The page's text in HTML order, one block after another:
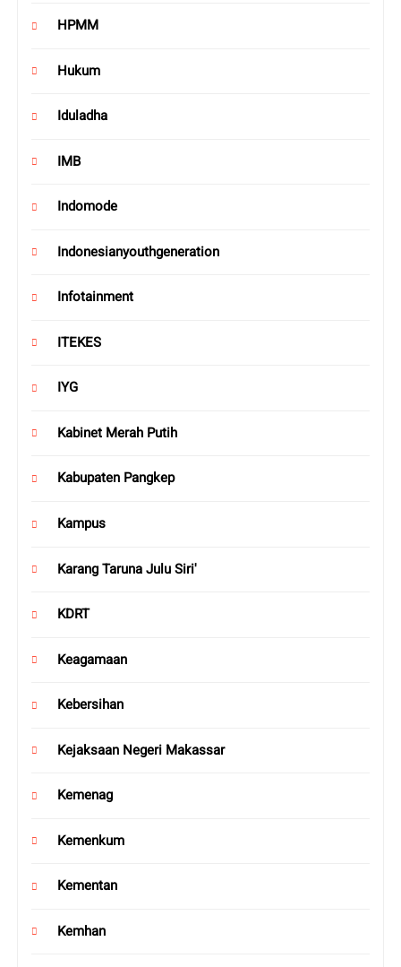
HPMM
Hukum
Iduladha
IMB
Indomode
Indonesianyouthgeneration
Infotainment
ITEKES
IYG
Kabinet Merah Putih
Kabupaten Pangkep
Kampus
Karang Taruna Julu Siri'
KDRT
Keagamaan
Kebersihan
Kejaksaan Negeri Makassar
Kemenag
Kemenkum
Kementan
Kemhan